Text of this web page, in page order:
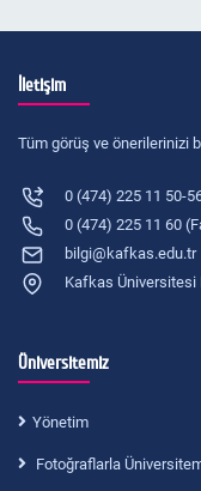
İletişim
Tüm görüş ve önerilerinizi
0 (474) 225 11 50-
0 (474) 225 11 60
bilgi@kafkas.edu.tr
Kafkas Üniversitesi
Üniversitemiz
Yönetim
Fotoğraflarla